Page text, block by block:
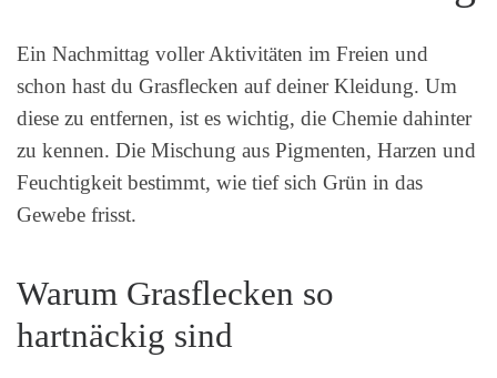
Ein Nachmittag voller Aktivitäten im Freien und
schon hast du Grasflecken auf deiner Kleidung. Um
diese zu entfernen, ist es wichtig, die Chemie dahinter
zu kennen. Die Mischung aus Pigmenten, Harzen und
Feuchtigkeit bestimmt, wie tief sich Grün in das
Gewebe frisst.
Warum Grasflecken so
hartnäckig sind